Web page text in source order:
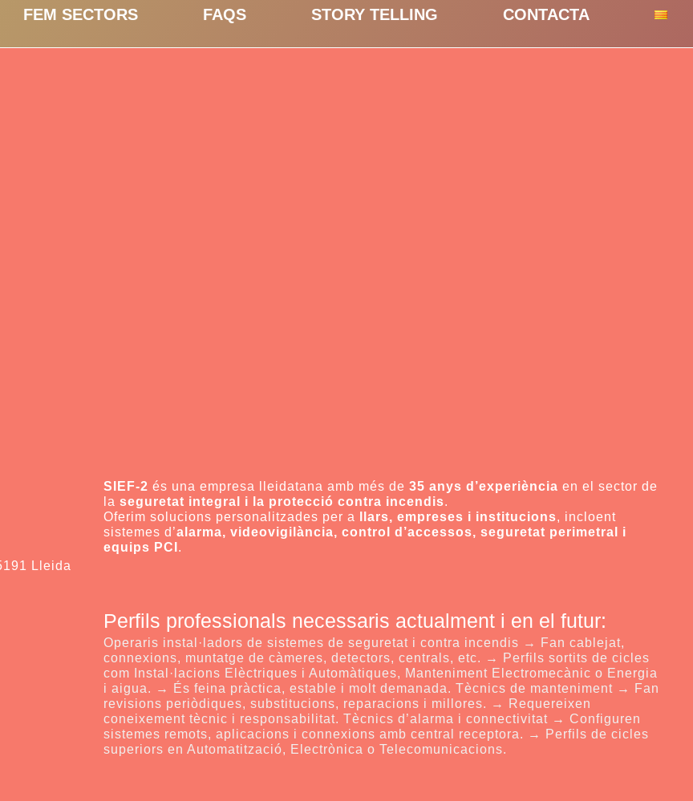
FEM SECTORS FAQS STORY TELLING CONTACTA
Lleida
SIEF-2 és una empresa lleidatana amb més de 35 anys d’experiència en el sector de
la seguretat integral i la protecció contra incendis.
Oferim solucions personalitzades per a llars, empreses i institucions, incloent
sistemes d’alarma, videovigilància, control d’accessos, seguretat perimetral i
equips PCI.
Perfils professionals necessaris actualment i en el futur:
Operaris instal·ladors de sistemes de seguretat i contra incendis → Fan cablejat,
connexions, muntatge de càmeres, detectors, centrals, etc. → Perfils sortits de cicles
com Instal·lacions Elèctriques i Automàtiques, Manteniment Electromecànic o Energia
i aigua. → És feina pràctica, estable i molt demanada. Tècnics de manteniment → Fan
revisions periòdiques, substitucions, reparacions i millores. → Requereixen
coneixement tècnic i responsabilitat. Tècnics d’alarma i connectivitat → Configuren
sistemes remots, aplicacions i connexions amb central receptora. → Perfils de cicles
superiors en Automatització, Electrònica o Telecomunicacions.